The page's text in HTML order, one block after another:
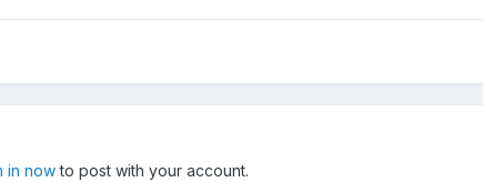
in nowto post with your account.